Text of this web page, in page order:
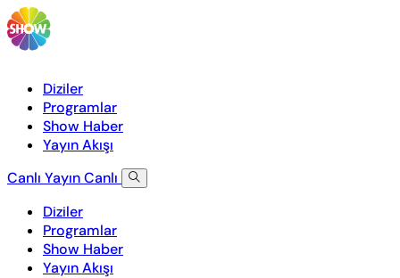
Diziler
Programlar
Show Haber
Yayın Akışı
Canlı YayınCanlı
Diziler
Programlar
Show Haber
Yayın Akışı